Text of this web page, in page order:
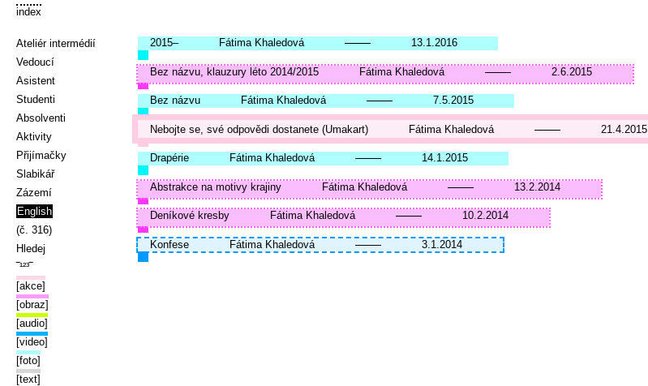
index
Ateliér intermédií
Vedoucí
Asistent
Studenti
Absolventi
Aktivity
Přijímačky
Slabikář
Zázemí
English
(č. 316)
Hledej
‾¹²³‾
[akce]
[obraz]
[audio]
[video]
[foto]
[text]
2015– Fátima Khaledová 13.1.2016
Bez názvu, klauzury léto 2014/2015 Fátima Khaledová 2.6.2015
Bez názvu Fátima Khaledová 7.5.2015
Nebojte se, své odpovědi dostanete (Umakart) Fátima Khaledová 21.4.2015
Drapérie Fátima Khaledová 14.1.2015
Abstrakce na motivy krajiny Fátima Khaledová 13.2.2014
Deníkové kresby Fátima Khaledová 10.2.2014
Konfese Fátima Khaledová 3.1.2014